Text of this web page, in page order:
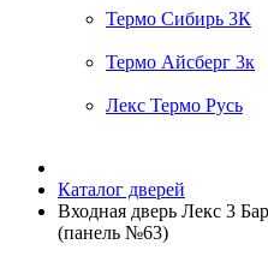
Термо Сибирь 3К
Термо Айсберг 3к
Лекс Термо Русь
Каталог дверей
Входная дверь Лекс 3
(панель №63)